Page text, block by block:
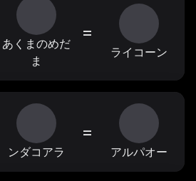
あくまのめだ
ま
=
ライコーン
ンダコアラ
=
アルパオー